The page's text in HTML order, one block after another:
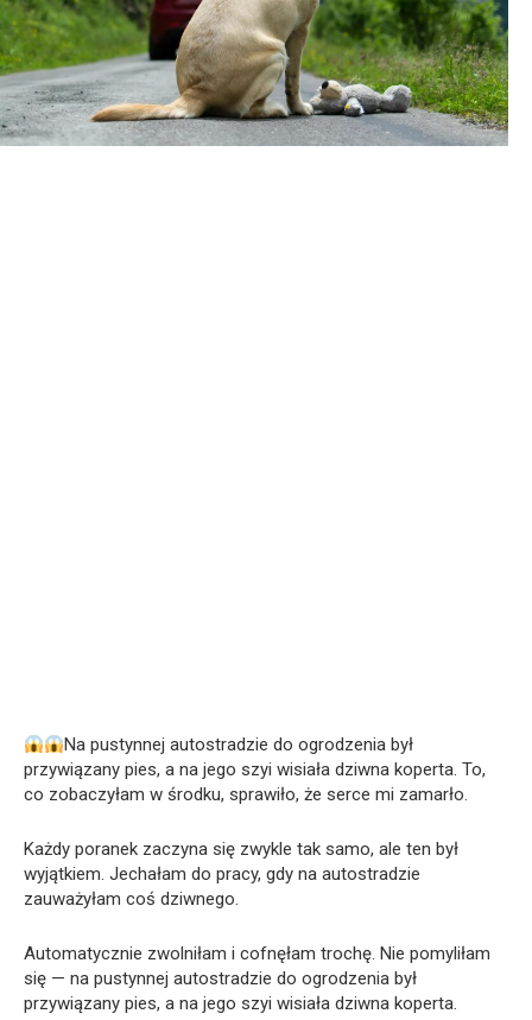
Na pustynnej autostradzie do ogrodzenia był
przywiązany pies, a na jego szyi wisiała dziwna koperta. To,
co zobaczyłam w środku, sprawiło, że serce mi zamarło.
Każdy poranek zaczyna się zwykle tak samo, ale ten był
wyjątkiem. Jechałam do pracy, gdy na autostradzie
zauważyłam coś dziwnego.
Automatycznie zwolniłam i cofnęłam trochę. Nie pomyliłam
się — na pustynnej autostradzie do ogrodzenia był
przywiązany pies, a na jego szyi wisiała dziwna koperta.